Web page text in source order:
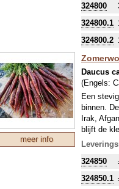
324800
324800.1
324800.2
meer info
Daucus
(Engels:
Een
binnen.
Irak,
blijft de
324850
324850.1